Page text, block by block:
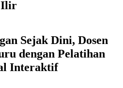
Ilir
Sejak Dini, Dosen
dengan Pelatihan
Interaktif